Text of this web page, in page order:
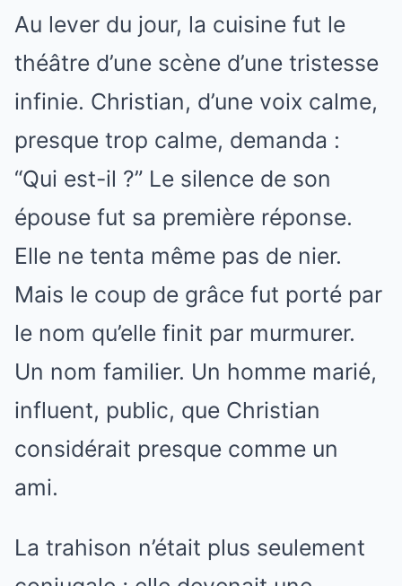
Au lever du jour, la cuisine fut le
théâtre d’une scène d’une tristesse
infinie. Christian, d’une voix calme,
presque trop calme, demanda :
“Qui est-il ?” Le silence de son
épouse fut sa première réponse.
Elle ne tenta même pas de nier.
Mais le coup de grâce fut porté par
le nom qu’elle finit par murmurer.
Un nom familier. Un homme marié,
influent, public, que Christian
considérait presque comme un
ami.
La trahison n’était plus seulement